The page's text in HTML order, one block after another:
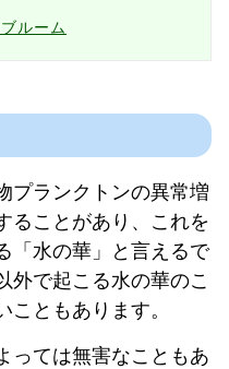
ルーム
プランクトンの異常増
ることがあり、これを
「水の華」と言えるで
外で起こる水の華のこ
ともあります。
っては無害なこともあ